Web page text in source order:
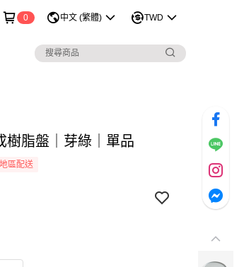
0 中文 (繁體) TWD
樹脂盤｜芽綠｜單品
區配送